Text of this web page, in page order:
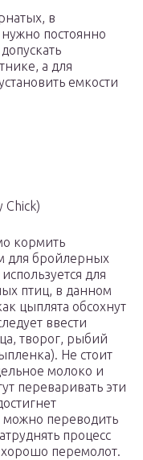
в
постоянно
а для
емкости
кормить
для бройлерных
для
птиц, в данном
цыплята обсохнут
ввести
творог, рыбий
Не стоит
молоко и
переваривать эти
можно переводить
процесс
перемолот.